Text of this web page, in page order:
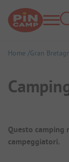
Home Gran
Questo camping
campeggiatori.